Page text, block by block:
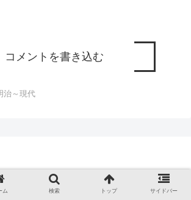
コメントを書き込む
治～現代
ム 検索 トップ サイドバー